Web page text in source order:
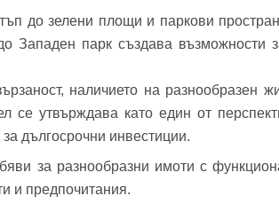
или използвай профил
до зелени площи и паркови
Западен парк създава възможности
наличието на разнообразен
се утвърждава като един от
дългосрочни инвестиции.
за разнообразни имоти с
и предпочитания.